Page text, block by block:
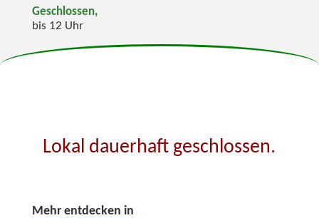
Geschlossen,
bis 12 Uhr
Lokal dauerhaft geschlossen.
Mehr entdecken in